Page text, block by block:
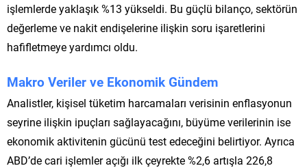
işlemlerde yaklaşık %13 yükseldi. Bu güçlü bilanço, sektörün
değerleme ve nakit endişelerine ilişkin soru işaretlerini
hafifletmeye yardımcı oldu.
Makro Veriler ve Ekonomik Gündem
Analistler, kişisel tüketim harcamaları verisinin enflasyonun
seyrine ilişkin ipuçları sağlayacağını, büyüme verilerinin ise
ekonomik aktivitenin gücünü test edeceğini belirtiyor. Ayrıca
ABD’de cari işlemler açığı ilk çeyrekte %2,6 artışla 226,8